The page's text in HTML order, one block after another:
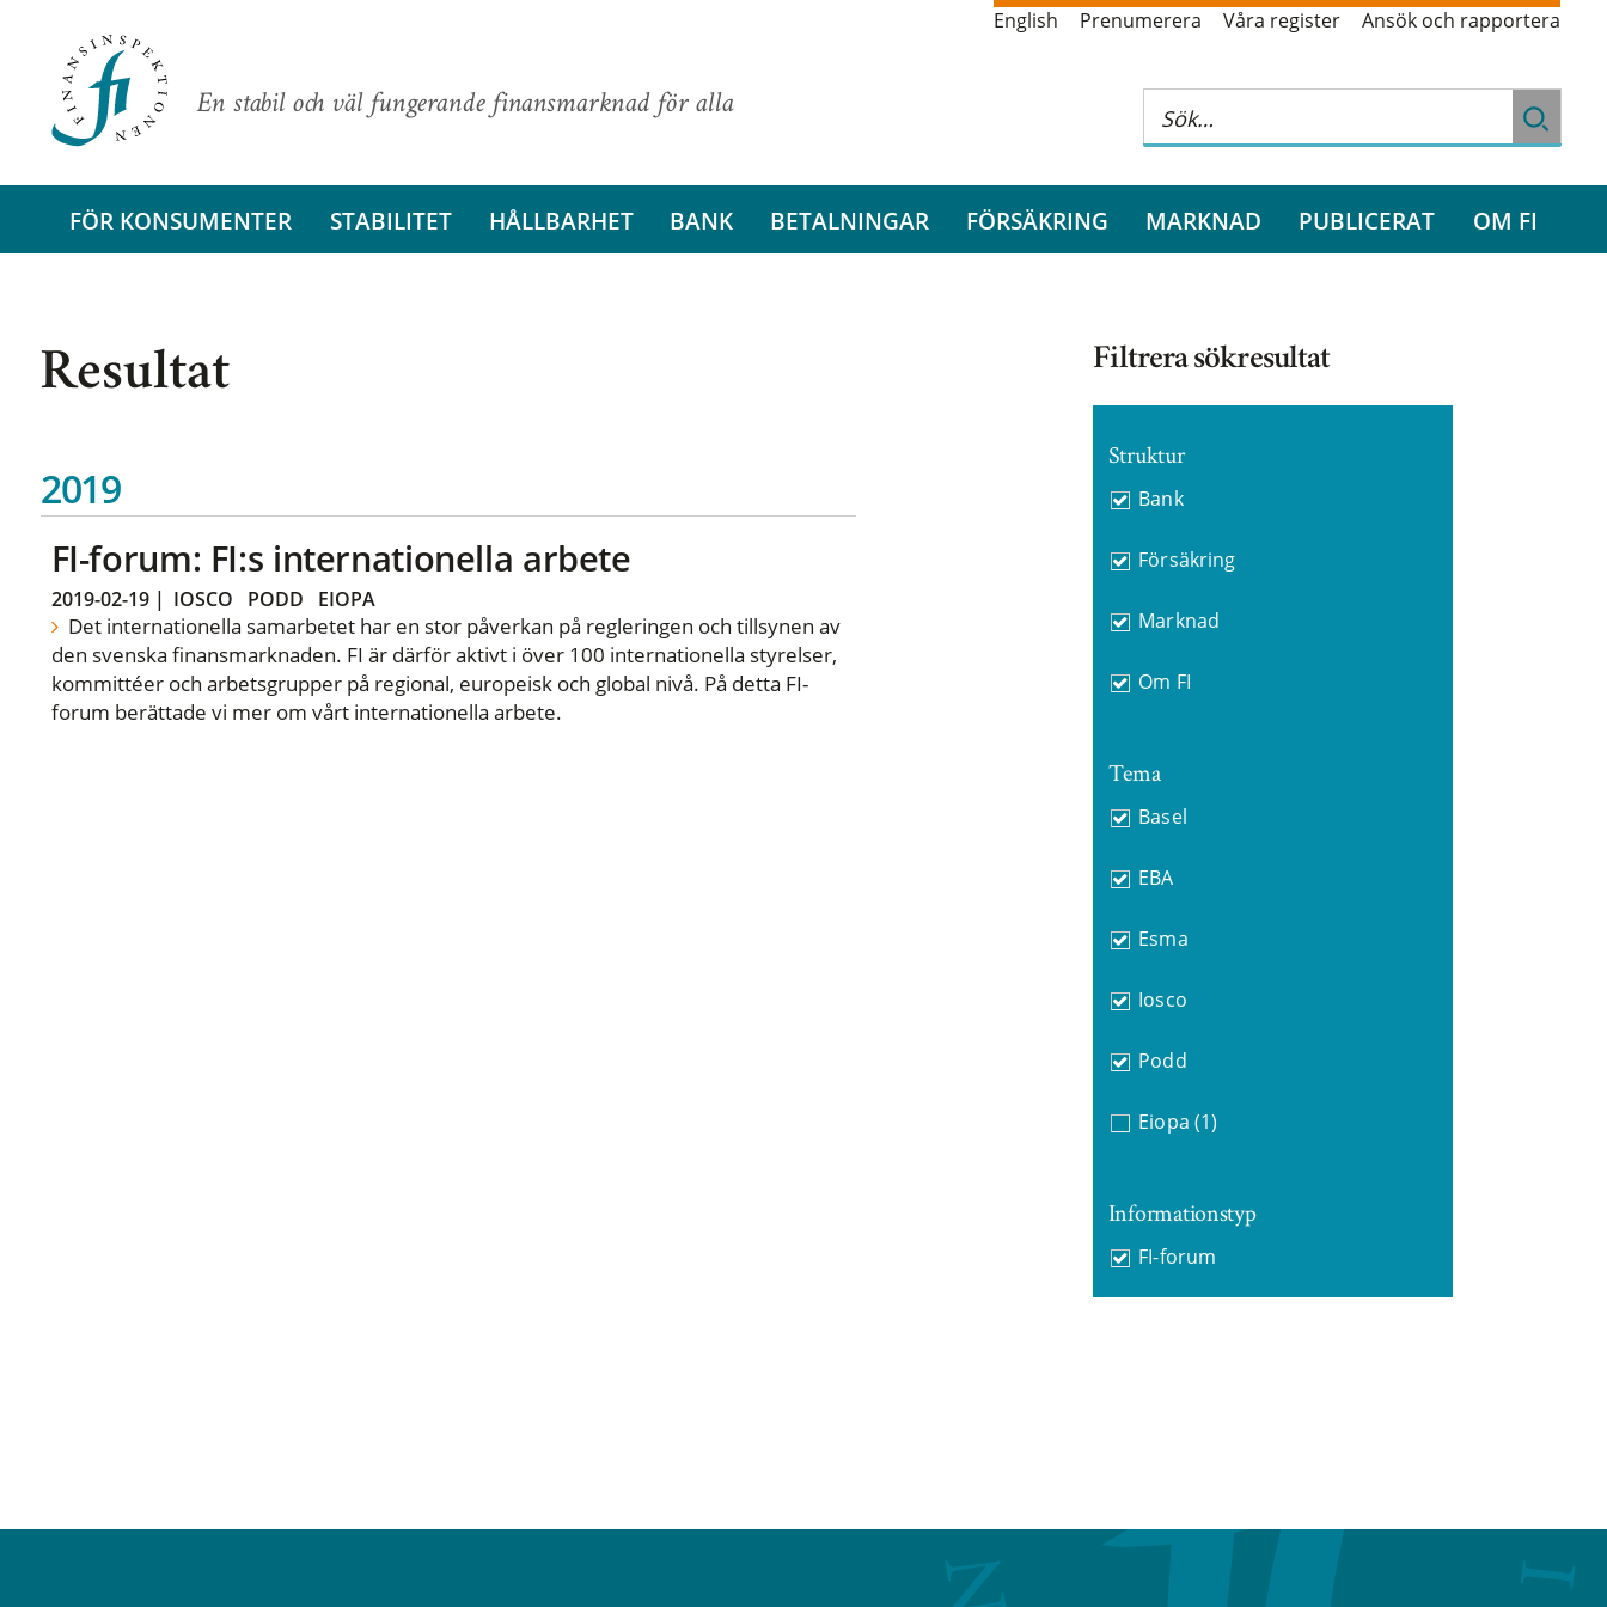
En stabil och väl fungerande finansmarknad för alla
English Prenumerera Våra register Ansök och rapportera
FÖR KONSUMENTER STABILITET HÅLLBARHET BANK BETALNINGAR FÖRSÄKRING MARKNAD PUBLICERAT OM FI
Resultat
2019
FI-forum: FI:s internationella arbete
2019-02-19| IOSCO PODD EIOPA
Det internationella samarbetet har en stor påverkan på regleringen och tillsynen av
den svenska finansmarknaden. FI är därför aktivt i över 100 internationella styrelser,
kommittéer och arbetsgrupper på regional, europeisk och global nivå. På detta FI-
forum berättade vi mer om vårt internationella arbete.
Filtrera sökresultat
Struktur
Bank
Försäkring
Marknad
Om FI
Tema
Basel
EBA
Esma
Iosco
Podd
Eiopa (1)
Informationstyp
FI-forum